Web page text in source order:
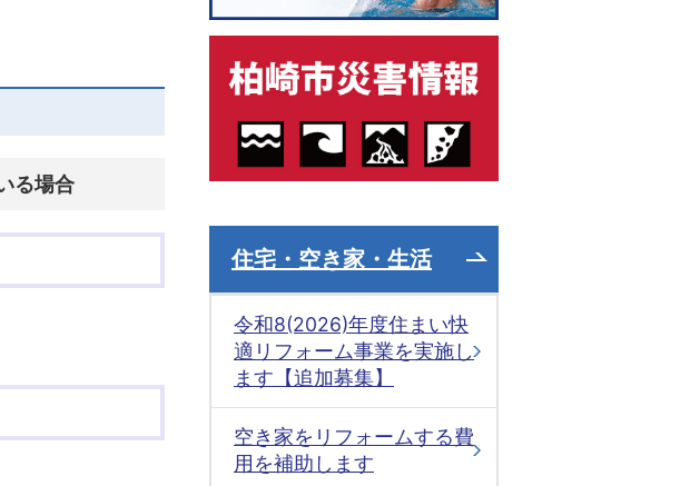
る場合
住宅・空き家・生活
令和8(2026)年度住まい快
適リフォーム事業を実施し
ます【追加募集】
空き家をリフォームする費
用を補助します